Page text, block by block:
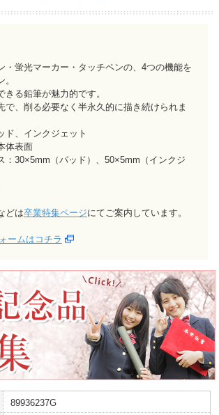
・蛍光マーカー・タッチペンの、4つの機能を
きる鉛筆が魅力的です。
で、削る必要なく半永久的に描き続けられま
ド、インクジェット
体表面
：30×5mm（パッド）、50×5mm（インクジ
どは卒業特集ページにてご案内しています。
ームはコチラ
89936237G